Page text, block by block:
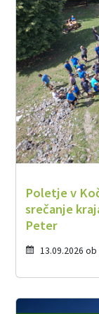
Poletje v
srečanje
Peter
13.09.2026 ob